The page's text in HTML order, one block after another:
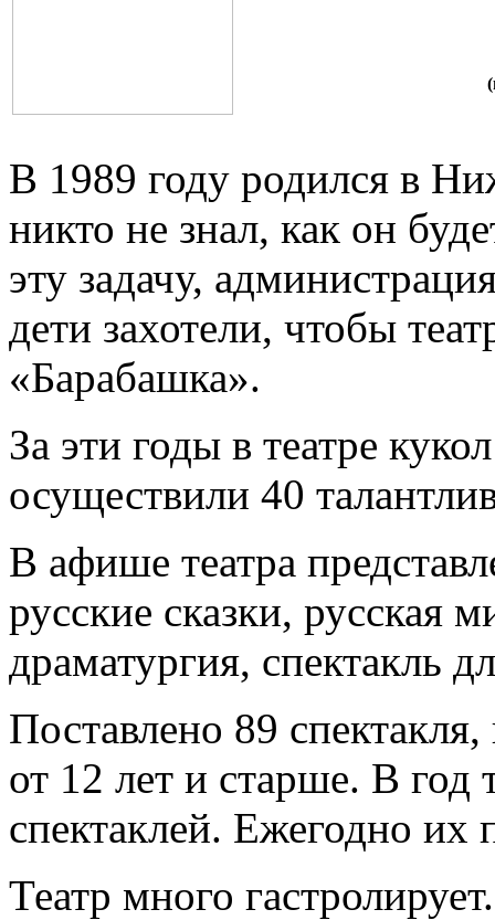
В 1989 году родился в
никто не знал, как он
эту задачу,
дети захотели, чтобы
«Барабашка».
За эти годы в театре
осуществили 40
В афише театра
русские сказки, русская
драматургия, спектакль
Поставлено 89
от 12 лет и старше. В год
спектаклей. Ежегодно
Театр много